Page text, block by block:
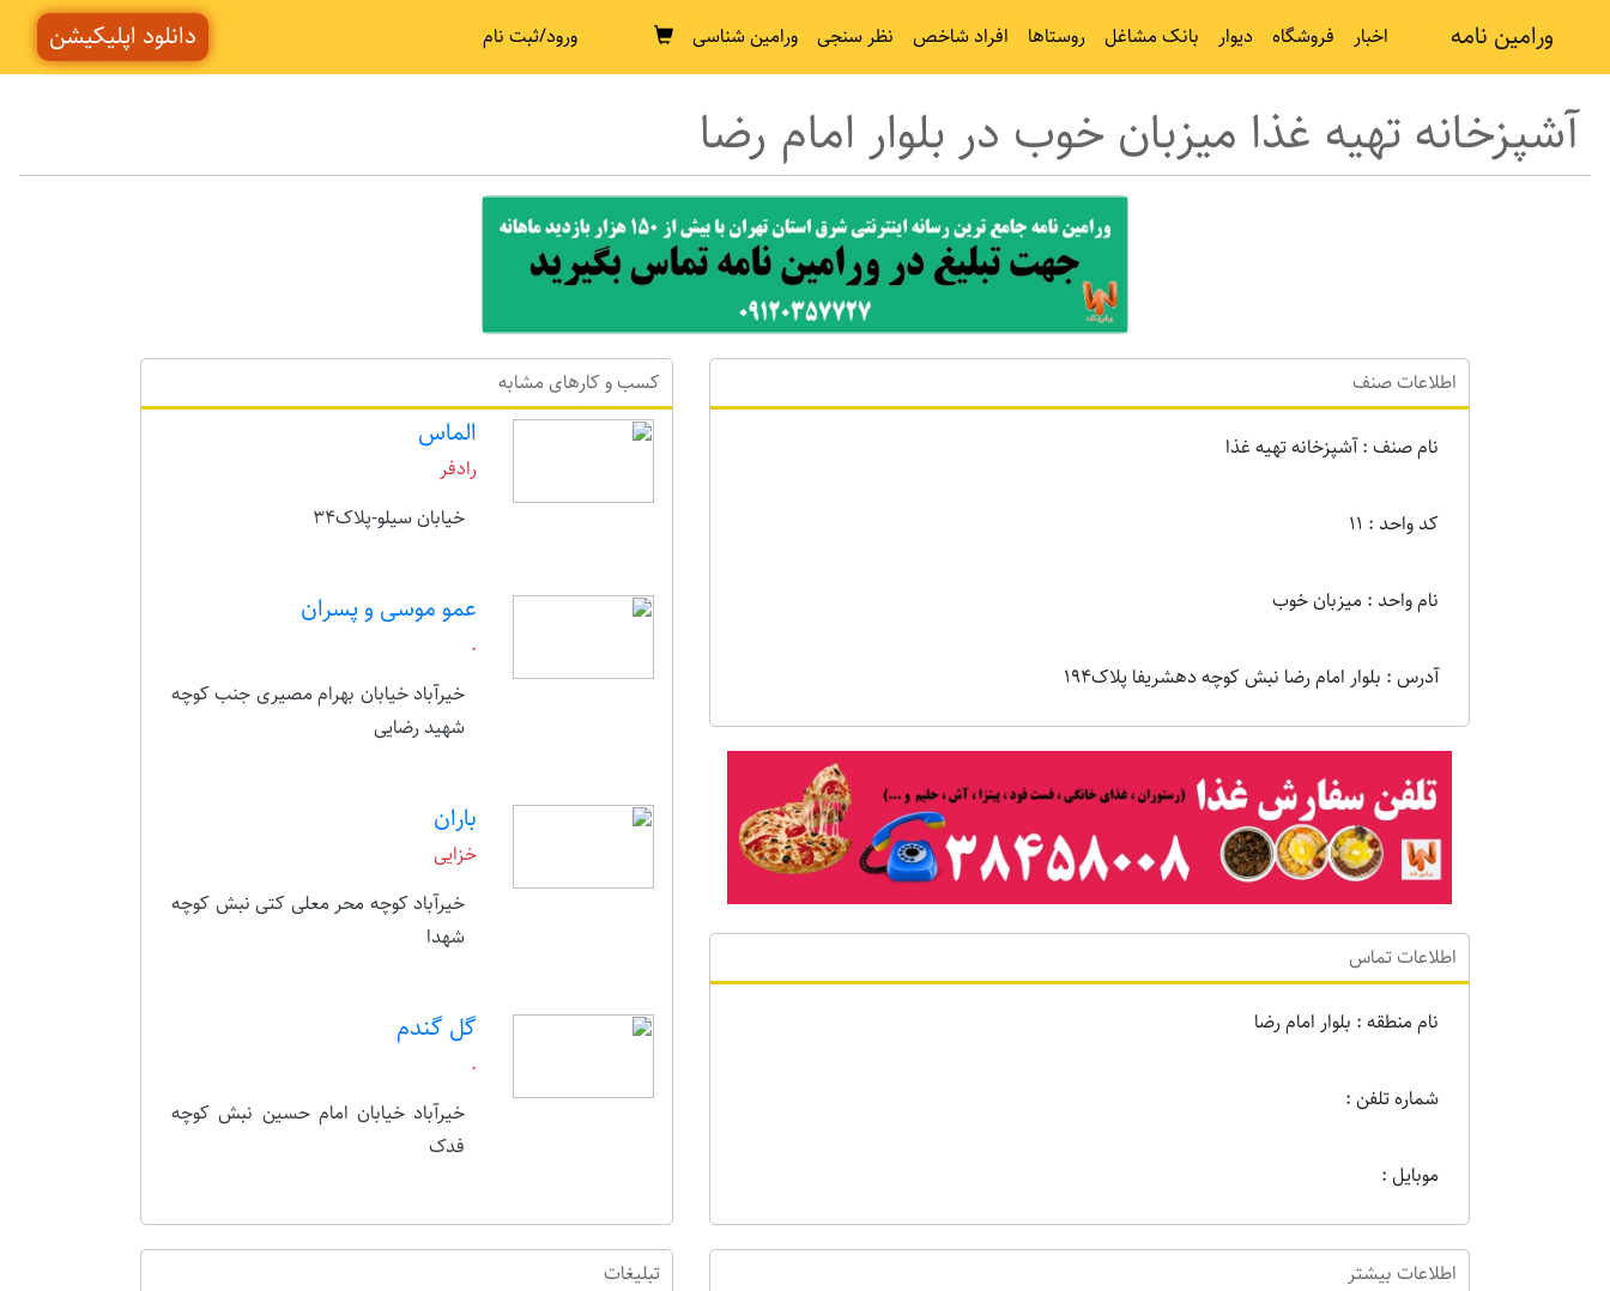
ورامین نامه اخبار فروشگاه دیوار بانک مشاغل روستاها افراد شاخص نظر سنجی ورامین شناسی ورود/ثبت نام دانلود اپلیکیشن
آشپزخانه تهیه غذا میزبان خوب در بلوار امام رضا
اطلاعات صنف
نام صنف : آشپزخانه تهیه غذا
کد واحد : 11
نام واحد : میزبان خوب
آدرس : بلوار امام رضا نبش کوچه دهشریفا پلاک194
اطلاعات تماس
نام منطقه : بلوار امام رضا
شماره تلفن :
موبایل :
اطلاعات بیشتر
کسب و کارهای مشابه
الماس
رادفر
خیابان سیلو-پلاک34
عمو موسی و پسران
.
خیرآباد خیابان بهرام مصیری جنب کوچه
شهید رضایی
باران
خزایی
خیرآباد کوچه محر معلی کتی نبش کوچه
شهدا
گل گندم
.
خیرآباد خیابان امام حسین نبش کوچه
فدک
تبلیغات